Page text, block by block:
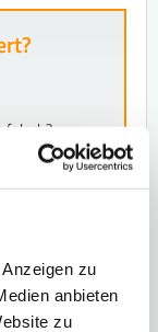
zu
anbieten
zu
falsch?
Kurs-